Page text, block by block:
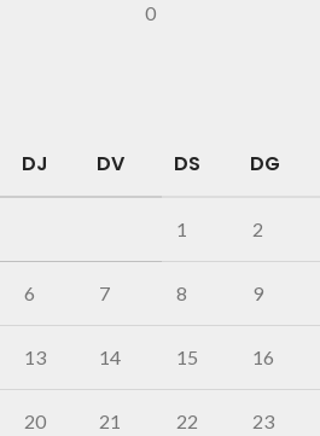
0
DJ DV DS DG
1 2
6 7 8 9
13 14 15 16
20 21 22 23